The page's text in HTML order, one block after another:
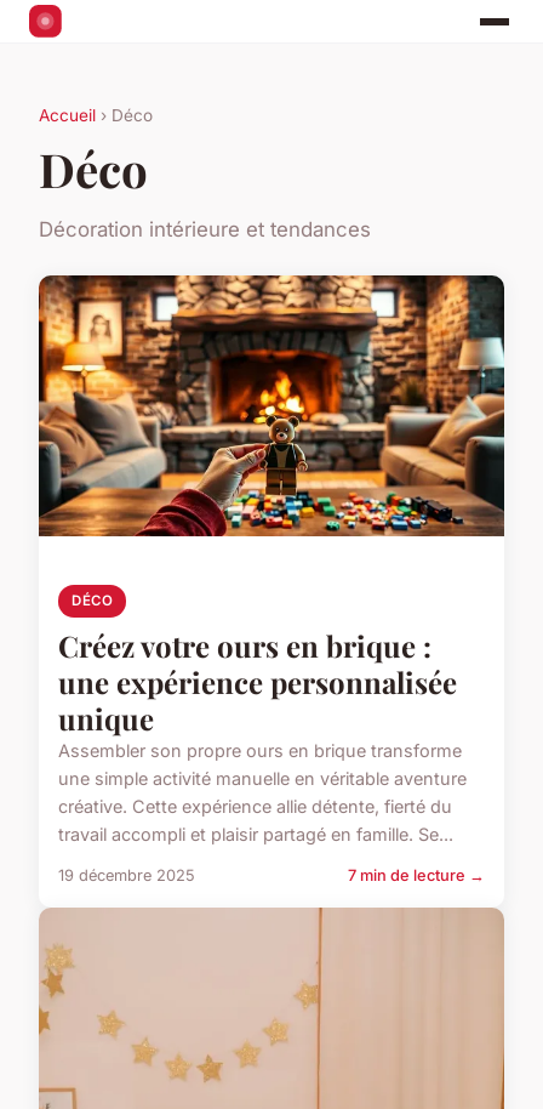
Accueil › Déco
Déco
Décoration intérieure et tendances
DÉCO
Créez votre ours en brique :
une expérience personnalisée
unique
Assembler son propre ours en brique transforme
une simple activité manuelle en véritable aventure
créative. Cette expérience allie détente, fierté du
travail accompli et plaisir partagé en famille. Se...
19 décembre 2025 7 min de lecture →